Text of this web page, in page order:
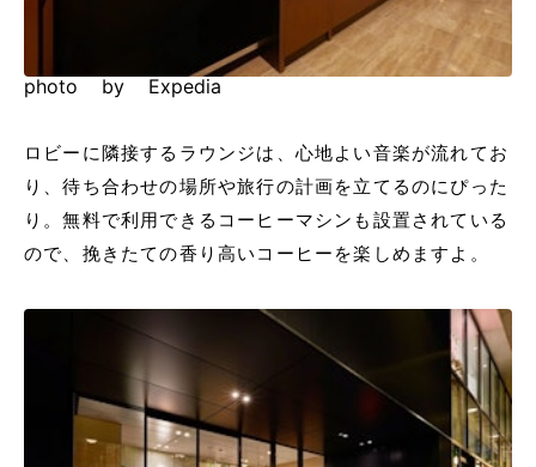
photo by Expedia
ロビーに隣接するラウンジは、心地よい音楽が流れてお
り、待ち合わせの場所や旅行の計画を立てるのにぴった
り。無料で利用できるコーヒーマシンも設置されている
ので、挽きたての香り高いコーヒーを楽しめますよ。